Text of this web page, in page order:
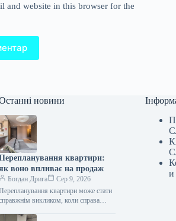
and website in this browser for the
новини
квартири:
воно впливає на продаж
Богдан Дрига
Сер 9, 2026
квартири може стати
викликом, коли справа
фактичне планування житла не
и